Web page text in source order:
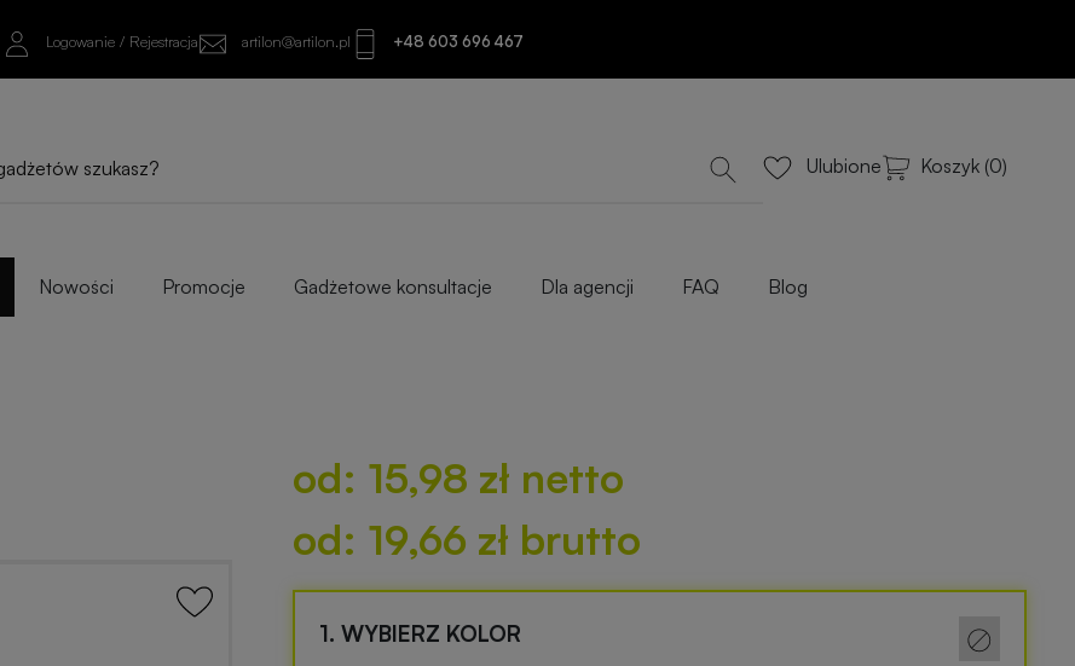
od: 15,98 zł netto
Logowanie / Rejestracja artilon@artilon.pl +48 603 696 467
Ulubione Koszyk (0)
Nowości Promocje Gadżetowe konsultacje Dla agencji FAQ Blog
od: 15,98 zł netto
od: 19,66 zł brutto
1. WYBIERZ KOLOR